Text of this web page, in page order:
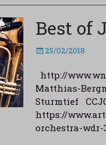
Best of
Veröffentlicht
25/02/2018
http://
Matthias-
Sturmtief
https://
orchestra-wdr-